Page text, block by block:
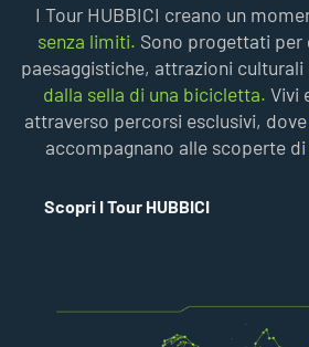
I Tour HUBBICI creano un
senza limiti. Sono progettati per
paesaggistiche, attrazioni
dalla sella di una bicicletta. Vivi
attraverso percorsi esclusivi, dove
accompagnano alle scoperte di
Scopri I Tour HUBBICI